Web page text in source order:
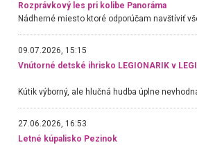
Rozprávkový les pri kolibe Panoráma
09.07.2026, 15:15
Vnútorné detské ihrisko LEGIONARIK v
27.06.2026, 16:53
Letné kúpalisko Pezinok